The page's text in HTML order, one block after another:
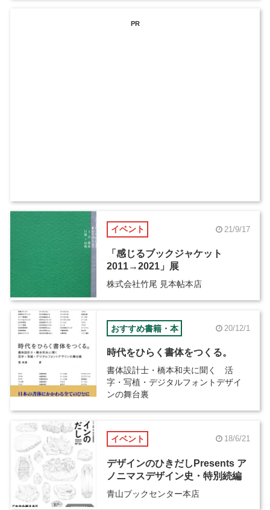
PR
イベント 21/9/17
「感じるブックジャケット
2011→2021」展
株式会社竹尾 見本帖本店
おすすめ書籍・本 20/12/1
時代をひらく書体をつくる。
書体設計士・橋本和夫に聞く 活
字・写植・デジタルフォントデザイ
ンの舞台裏
イベント 18/6/21
デザインのひきだしPresents ア
ノニマスデザイン史・特別続編
青山ブックセンター本店